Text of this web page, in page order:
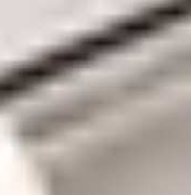
TendancesAstuces et conseils